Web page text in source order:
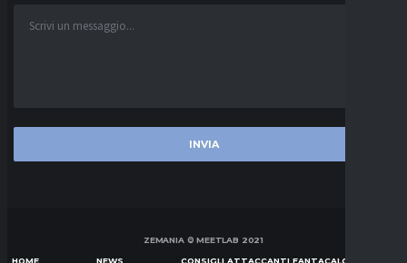
ZEMANIA © MEETLAB 2021
HOME NEWS CONSIGLI ATTACCANTI FANTACALCIO SERIE A